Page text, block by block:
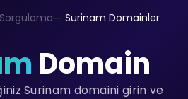
Surinam Domainler
Domain
Surinam domaini girin ve